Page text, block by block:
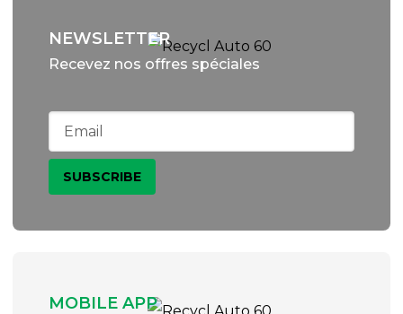
NEWSLETTER
Recevez nos offres spéciales
MOBILE APP